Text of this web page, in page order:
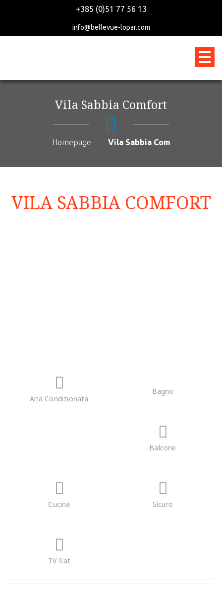
+385 (0)51 77 56 13
info@bellevue-lopar.com
Vila Sabbia Comfort
Homepage Vila Sabbia Com
VILA SABBIA COMFORT
Aria Condizionata
Bagno
Balcone
Cucina Sicuro
TV-Sat